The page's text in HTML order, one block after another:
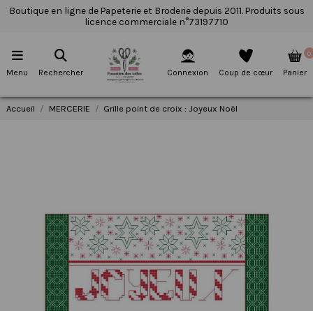
Boutique en ligne de Papeterie et Broderie depuis 2011. Produits sous
licence commerciale n°73197710
Menu Rechercher Connexion Coup de cœur
0
Panier
Accueil MERCERIE Grille point de croix : Joyeux Noël